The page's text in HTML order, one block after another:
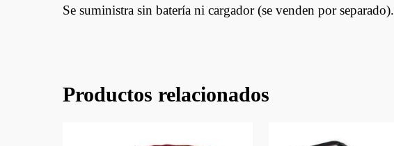
Se suministra sin batería ni cargador (se venden por separado).
Productos relacionados